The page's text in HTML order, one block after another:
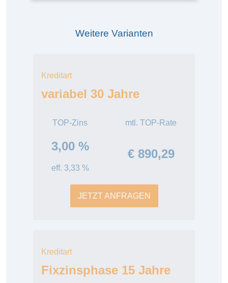
Weitere Varianten
Kreditart
variabel 30 Jahre
TOP-Zins
3,00 %
eff. 3,33 %
mtl. TOP-Rate
€ 890,29
JETZT ANFRAGEN
Kreditart
Fixzinsphase 15 Jahre